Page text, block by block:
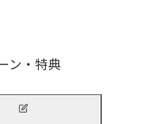
ン・特典